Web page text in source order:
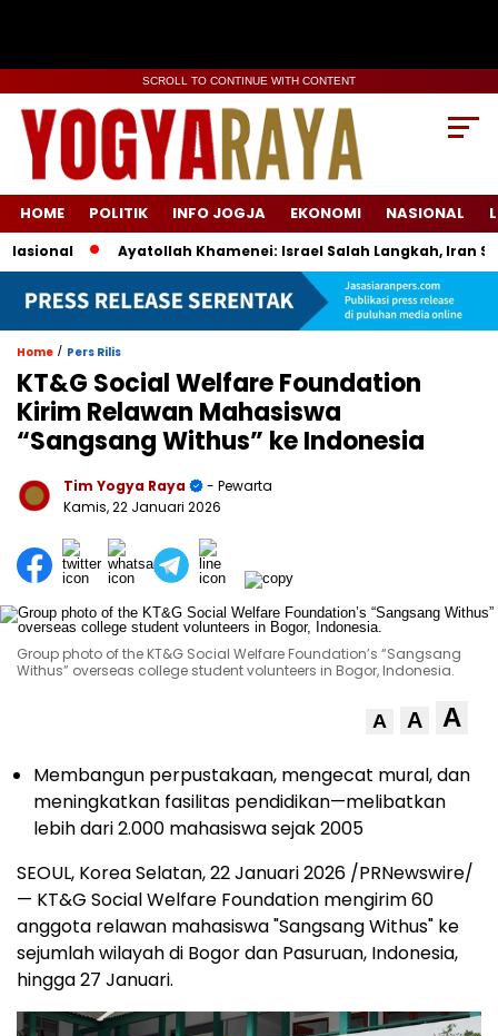
SCROLL TO CONTINUE WITH CONTENT
HOME POLITIK INFO JOGJA EKONOMI NASIONAL
Ayatollah Khamenei: Israel Salah Langkah, Iran Siap
Home / Pers Rilis
KT&G Social Welfare Foundation
Kirim Relawan Mahasiswa
“Sangsang Withus” ke Indonesia
Tim Yogya Raya
- Pewarta
Kamis, 22 Januari 2026
Group photo of the KT&G Social Welfare Foundation’s “Sangsang
Withus” overseas college student volunteers in Bogor, Indonesia.
A A A
Membangun perpustakaan, mengecat mural, dan
meningkatkan fasilitas pendidikan—melibatkan
lebih dari 2.000 mahasiswa sejak 2005
SEOUL, Korea Selatan, 22 Januari 2026 /PRNewswire/
— KT&G Social Welfare Foundation mengirim 60
anggota relawan mahasiswa "Sangsang Withus" ke
sejumlah wilayah di Bogor dan Pasuruan, Indonesia,
hingga 27 Januari.